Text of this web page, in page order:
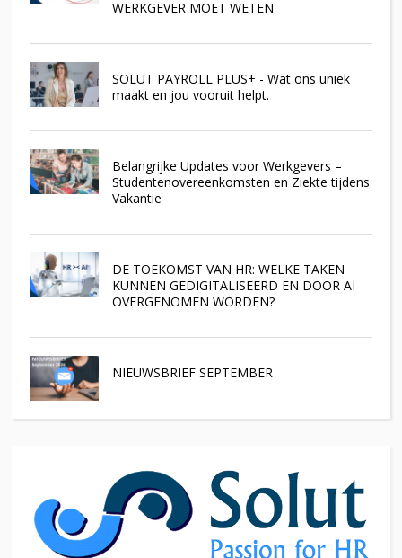
WERKGEVER MOET WETEN
SOLUT PAYROLL PLUS+ - Wat ons uniek
maakt en jou vooruit helpt.
Belangrijke Updates voor Werkgevers –
Studentenovereenkomsten en Ziekte tijdens
Vakantie
DE TOEKOMST VAN HR: WELKE TAKEN
KUNNEN GEDIGITALISEERD EN DOOR AI
OVERGENOMEN WORDEN?
NIEUWSBRIEF SEPTEMBER